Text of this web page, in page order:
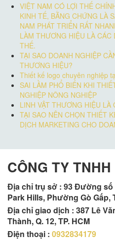
VIỆT NAM CÓ LỢI THẾ
KINH TẾ, BẰNG CHỨNG LÀ
NAM PHÁT TRIỂN RẤT
LÀM THƯƠNG HIỆU LÀ
THẾ.
TẠI SAO DOANH NGHIỆP
THƯƠNG HIỆU?
Thiết kế logo chuyên nghiệp
SAI LẦM PHỔ BIẾN KHI
NGHIỆP NÔNG NGHIỆP
LINH VẬT THƯƠNG HIỆU LÀ
TẠI SAO NÊN CHỌN THIẾT
DỊCH MARKETING CHO
CÔNG TY
Địa chỉ trụ sở : 93 Đường số
Park Hills, Phường Gò Gấp,
Địa chỉ giao dịch : 387 Lê
Thành, Q. 12, TP. HCM
Điện thoại : 0932834179